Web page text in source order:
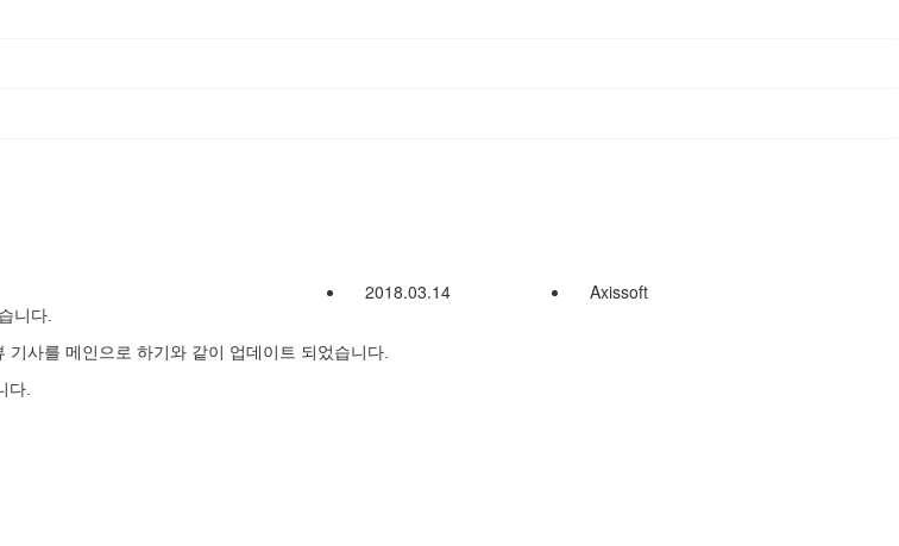
2018.03.14 Axissoft
니다.
사를 메인으로 하기와 같이 업데이트 되었습니다.
다.